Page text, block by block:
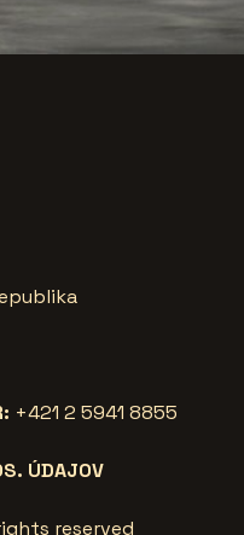
+421 2 5941 8855
ÚDAJOV
reserved